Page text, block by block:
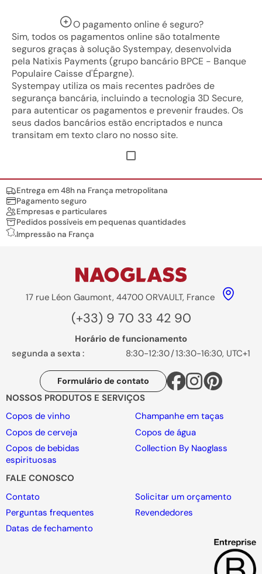
O pagamento online é seguro?
Sim, todos os pagamentos online são totalmente
seguros graças à solução Systempay, desenvolvida
pela Natixis Payments (grupo bancário BPCE - Banque
Populaire Caisse d'Épargne).
Systempay utiliza os mais recentes padrões de
segurança bancária, incluindo a tecnologia 3D Secure,
para autenticar os pagamentos e prevenir fraudes. Os
seus dados bancários estão encriptados e nunca
transitam em texto claro no nosso site.
Nos engagements
Entrega em 48h na França metropolitana
Pagamento seguro
Empresas e particulares
Pedidos possíveis em pequenas quantidades
Impressão na França
17 rue Léon Gaumont, 44700 ORVAULT, France
(+33) 9 70 33 42 90
Horário de funcionamento
segunda a sexta :
8:30-12:30/13:30-16:30, UTC+1
Formulário de contato
NOSSOS PRODUTOS E SERVIÇOS
Copos de vinho
Champanhe em taças
Copos de cerveja
Copos de água
Copos de bebidas
espirituosas
Collection By Naoglass
FALE CONOSCO
Contato
Solicitar um orçamento
Perguntas frequentes
Revendedores
Datas de fechamento